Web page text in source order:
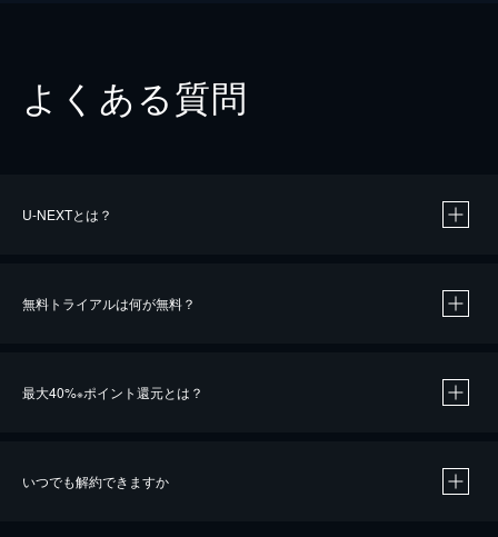
よくある質問
U-NEXTとは？
無料トライアルは何が無料？
最大40%※ポイント還元とは？
いつでも解約できますか